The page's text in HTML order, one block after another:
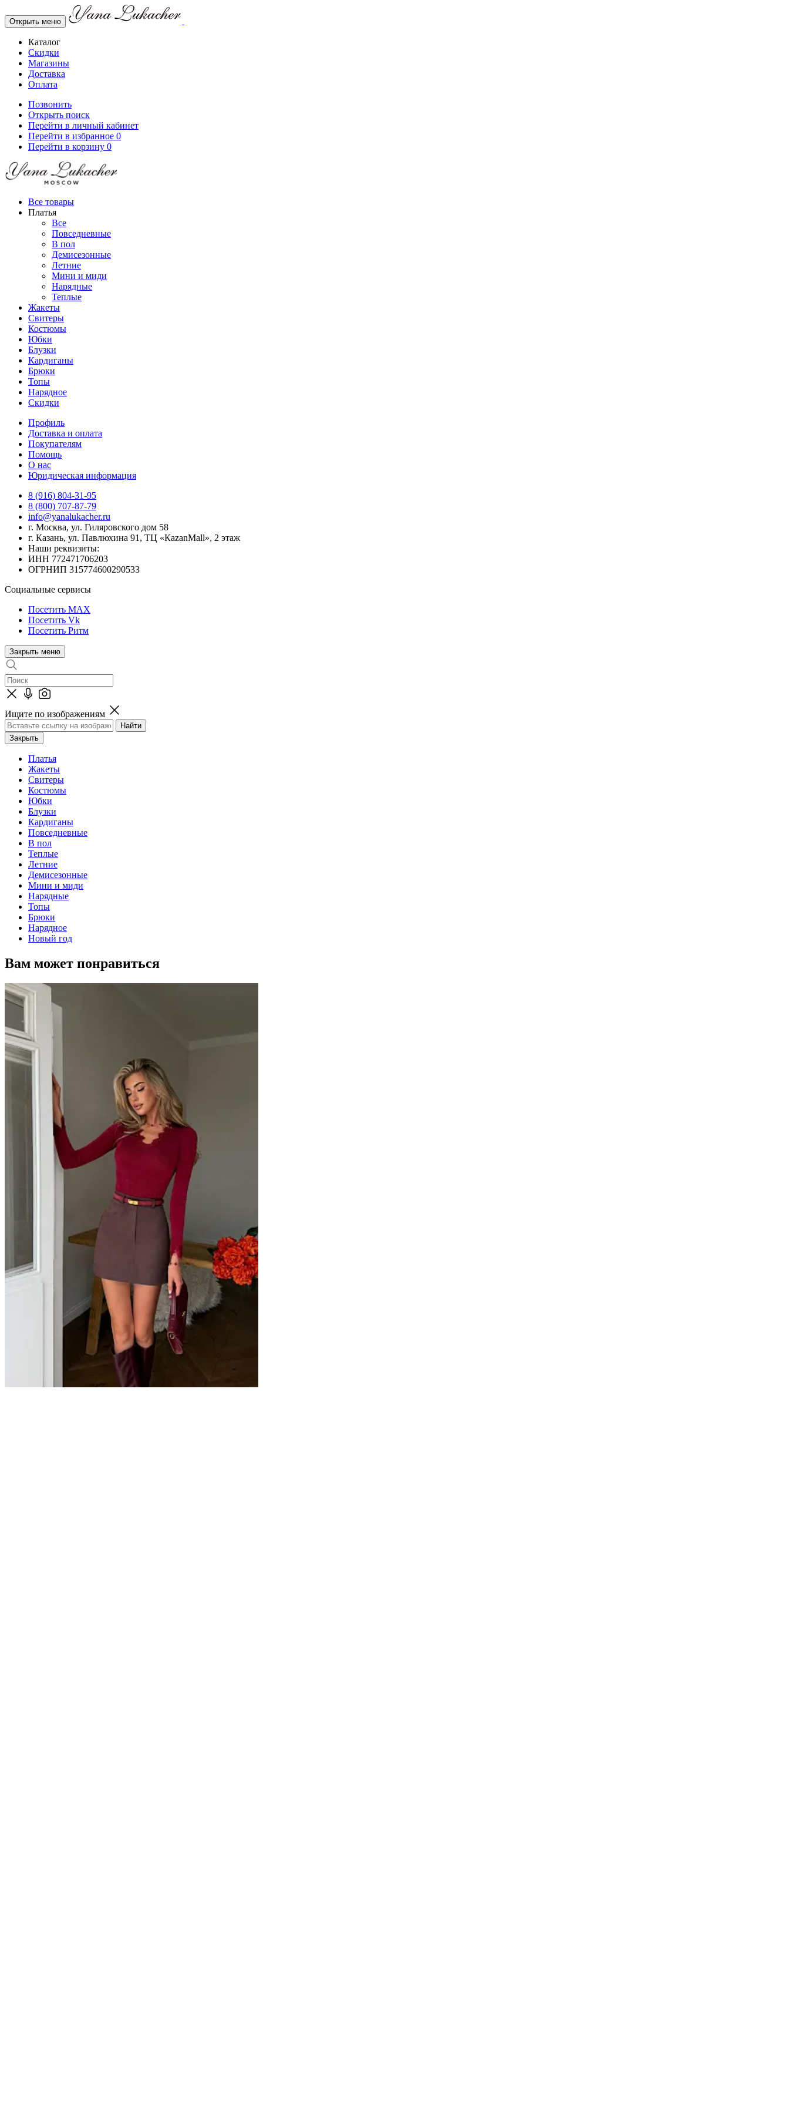
Открыть меню
Каталог
Скидки
Магазины
Доставка
Оплата
Позвонить
Открыть поиск
Перейти в личный кабинет
Перейти в избранное 0
Перейти в корзину 0
Все товары
Платья
Все
Повседневные
В пол
Демисезонные
Летние
Мини и миди
Нарядные
Теплые
Жакеты
Свитеры
Костюмы
Юбки
Блузки
Кардиганы
Брюки
Топы
Нарядное
Скидки
Профиль
Доставка и оплата
Покупателям
Помощь
О нас
Юридическая информация
8 (916) 804-31-95
8 (800) 707-87-79
info@yanalukacher.ru
г. Москва, ул. Гиляровского дом 58
г. Казань, ул. Павлюхина 91, ТЦ «КazanMall», 2 этаж
Наши реквизиты:
ИНН 772471706203
ОГРНИП 315774600290533
Социальные сервисы
Посетить MAX
Посетить Vk
Посетить Ритм
Закрыть меню
Ищите по изображениям
Закрыть
Платья
Жакеты
Свитеры
Костюмы
Юбки
Блузки
Кардиганы
Повседневные
В пол
Теплые
Летние
Демисезонные
Мини и миди
Нарядные
Топы
Брюки
Нарядное
Новый год
Вам может понравиться